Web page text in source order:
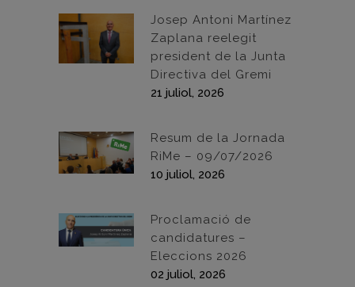
Josep Antoni Martínez
Zaplana reelegit
president de la Junta
Directiva del Gremi
21 juliol, 2026
Resum de la Jornada
RiMe – 09/07/2026
10 juliol, 2026
Proclamació de
candidatures –
Eleccions 2026
02 juliol, 2026